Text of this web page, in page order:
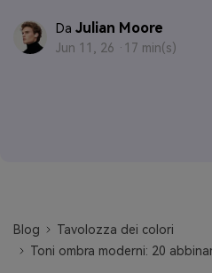
Da Julian Moore
Jun 11, 26 · 17 min(s)
Blog
Tavolozza dei colori
Toni ombra moderni: 20